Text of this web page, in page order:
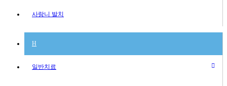
사랑니 발치
H
일반치료